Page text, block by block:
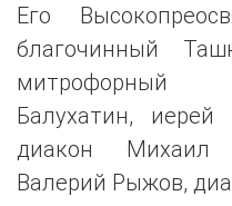
Его
благочинный
митрофорный
Балухатин, иерей
диакон Михаил
Валерий Рыжов,